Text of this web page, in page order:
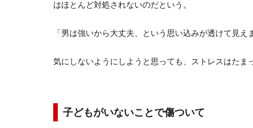
はほとんど対処されないのだという。
「男は強いから大丈夫、という思い込みが透けて見え
気にしないようにしようと思っても、ストレスはたま
子どもがいないことで傷ついて